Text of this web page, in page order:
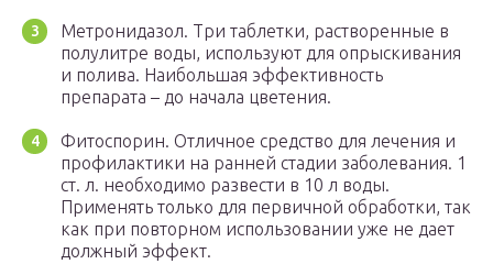
Метронидазол. Три таблетки, растворенные в
полулитре воды, используют для опрыскивания
и полива. Наибольшая эффективность
препарата – до начала цветения.
Фитоспорин. Отличное средство для лечения и
профилактики на ранней стадии заболевания. 1
ст. л. необходимо развести в 10 л воды.
Применять только для первичной обработки, так
как при повторном использовании уже не дает
должный эффект.